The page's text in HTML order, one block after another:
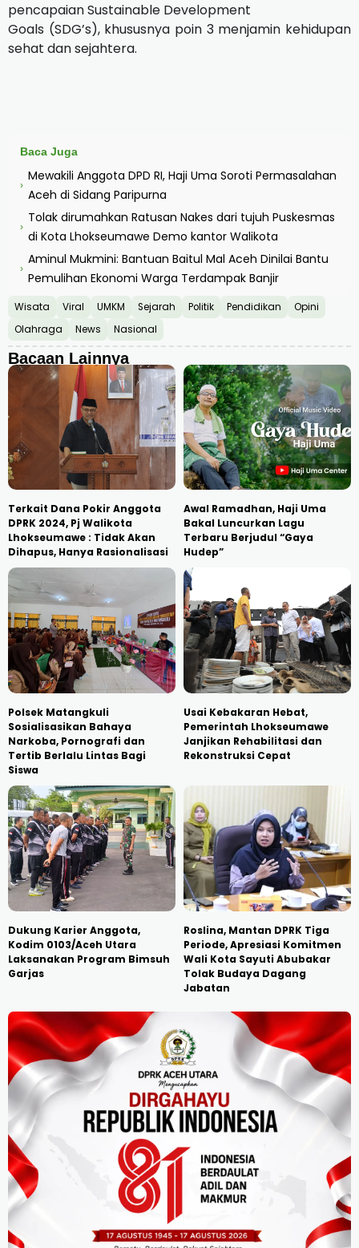
pencapaian Sustainable Development
Goals (SDG’s), khususnya poin 3 menjamin kehidupan
sehat dan sejahtera.
Baca Juga
›
Mewakili Anggota DPD RI, Haji Uma Soroti Permasalahan
Aceh di Sidang Paripurna
›
Tolak dirumahkan Ratusan Nakes dari tujuh Puskesmas
di Kota Lhokseumawe Demo kantor Walikota
›
Aminul Mukmini: Bantuan Baitul Mal Aceh Dinilai Bantu
Pemulihan Ekonomi Warga Terdampak Banjir
Wisata Viral UMKM Sejarah Politik Pendidikan
Opini
Olahraga
News Nasional
Bacaan Lainnya
Terkait Dana Pokir Anggota
DPRK 2024, Pj Walikota
Lhokseumawe : Tidak Akan
Dihapus, Hanya Rasionalisasi
Awal Ramadhan, Haji Uma
Bakal Luncurkan Lagu
Terbaru Berjudul “Gaya
Hudep”
Polsek Matangkuli
Sosialisasikan Bahaya
Narkoba, Pornografi dan
Tertib Berlalu Lintas Bagi
Siswa
Usai Kebakaran Hebat,
Pemerintah Lhokseumawe
Janjikan Rehabilitasi dan
Rekonstruksi Cepat
Dukung Karier Anggota,
Kodim 0103/Aceh Utara
Laksanakan Program Bimsuh
Garjas
Roslina, Mantan DPRK Tiga
Periode, Apresiasi Komitmen
Wali Kota Sayuti Abubakar
Tolak Budaya Dagang
Jabatan